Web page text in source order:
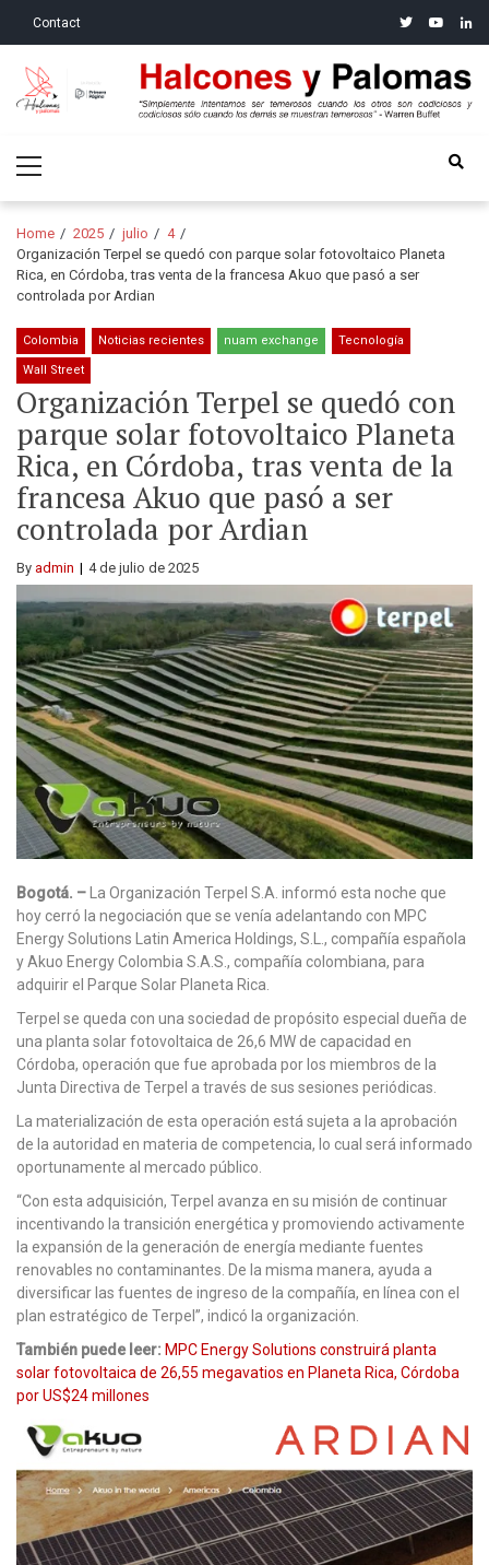
Contact twitteryoutube
Halcones y Palomas
Menu
Home 2025 julio
4
Organización Terpel se quedó con parque solar fotovoltaico Planeta
Rica, en Córdoba, tras venta de la francesa Akuo que pasó a ser
controlada por Ardian
Colombia Noticias recientes nuam exchange Tecnología
Wall Street
Organización Terpel se quedó con
parque solar fotovoltaico Planeta
Rica, en Córdoba, tras venta de la
francesa Akuo que pasó a ser
controlada por Ardian
By admin 4 de julio de 2025
Bogotá. –
La Organización Terpel S.A. informó esta noche que
hoy cerró la negociación que se venía adelantando con MPC
Energy Solutions Latin America Holdings, S.L., compañía española
y Akuo Energy Colombia S.A.S., compañía colombiana, para
adquirir el Parque Solar Planeta Rica.
Terpel se queda con una sociedad de propósito especial dueña de
una planta solar fotovoltaica de 26,6 MW de capacidad en
Córdoba, operación que fue aprobada por los miembros de la
Junta Directiva de Terpel a través de sus sesiones periódicas.
La materialización de esta operación está sujeta a la aprobación
de la autoridad en materia de competencia, lo cual será informado
oportunamente al mercado público.
“Con esta adquisición, Terpel avanza en su misión de continuar
incentivando la transición energética y promoviendo activamente
la expansión de la generación de energía mediante fuentes
renovables no contaminantes. De la misma manera, ayuda a
diversificar las fuentes de ingreso de la compañía, en línea con el
plan estratégico de Terpel”, indicó la organización.
También puede leer: MPC Energy Solutions construirá planta
solar fotovoltaica de 26,55 megavatios en Planeta Rica, Córdoba
por US$24 millones